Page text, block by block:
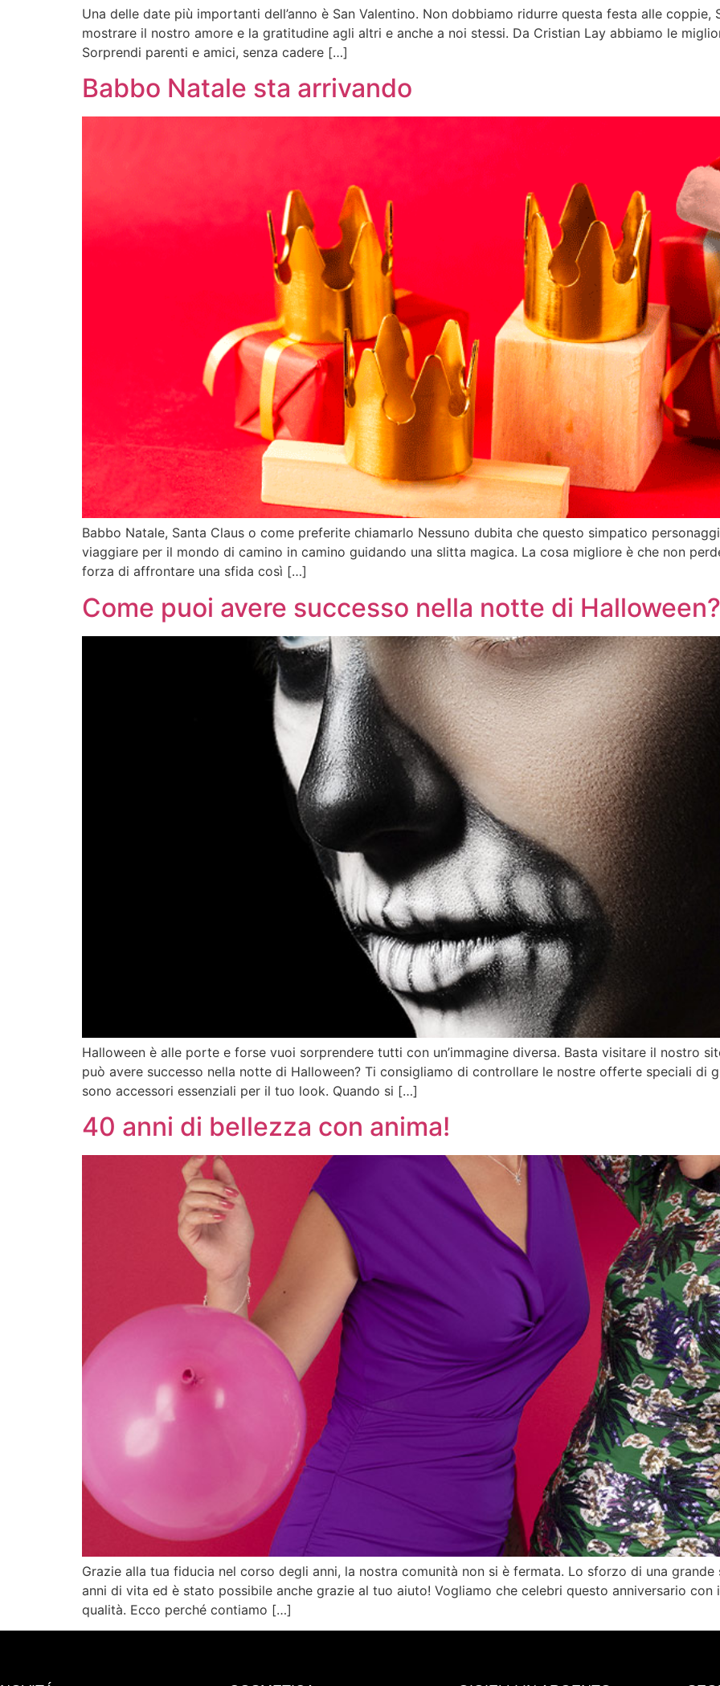
Una delle date più importanti dell’anno è San Valentino. Non dobbiamo ridurre questa festa alle
mostrare il nostro amore e la gratitudine agli altri e anche a noi stessi. Da Cristian Lay abbiamo le
Sorprendi parenti e amici, senza cadere […]
Babbo Natale sta arrivando
Babbo Natale, Santa Claus o come preferite chiamarlo Nessuno dubita che questo simpatico
viaggiare per il mondo di camino in camino guidando una slitta magica. La cosa migliore è che non
forza di affrontare una sfida così […]
Come puoi avere successo nella notte di Halloween?
Halloween è alle porte e forse vuoi sorprendere tutti con un’immagine diversa. Basta visitare il nostro
può avere successo nella notte di Halloween? Ti consigliamo di controllare le nostre offerte speciali di
sono accessori essenziali per il tuo look. Quando si […]
40 anni di bellezza con anima!
Grazie alla tua fiducia nel corso degli anni, la nostra comunità non si è fermata. Lo sforzo di una
anni di vita ed è stato possibile anche grazie al tuo aiuto! Vogliamo che celebri questo anniversario
qualità. Ecco perché contiamo […]